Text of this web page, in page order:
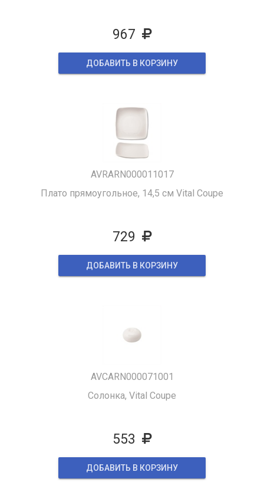
967
ДОБАВИТЬ В КОРЗИНУ
AVRARN000011017
Плато прямоугольное, 14,5 см Vital Coupe
729
ДОБАВИТЬ В КОРЗИНУ
AVCARN000071001
Солонка, Vital Coupe
553
ДОБАВИТЬ В КОРЗИНУ